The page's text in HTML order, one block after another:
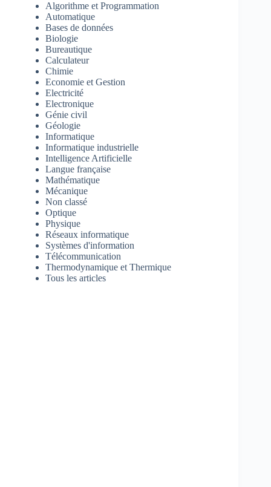
Algorithme et Programmation
Automatique
Bases de données
Biologie
Bureautique
Calculateur
Chimie
Economie et Gestion
Electricité
Electronique
Génie civil
Géologie
Informatique
Informatique industrielle
Intelligence Artificielle
Langue française
Mathématique
Mécanique
Non classé
Optique
Physique
Réseaux informatique
Systèmes d'information
Télécommunication
Thermodynamique et Thermique
Tous les articles